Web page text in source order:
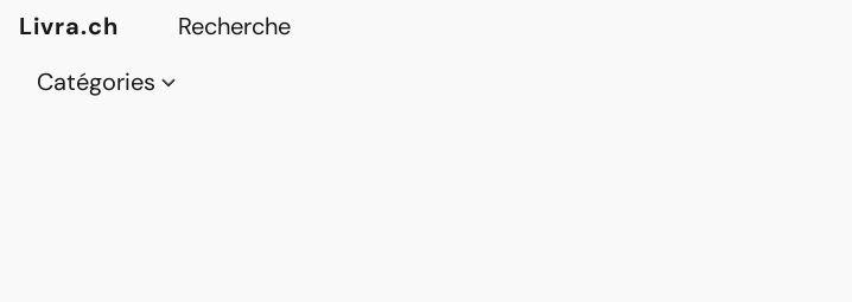
Livra.ch
Catégories